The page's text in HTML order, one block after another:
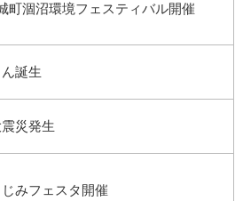
町涸沼環境フェスティバル開催
誕生
災発生
みフェスタ開催